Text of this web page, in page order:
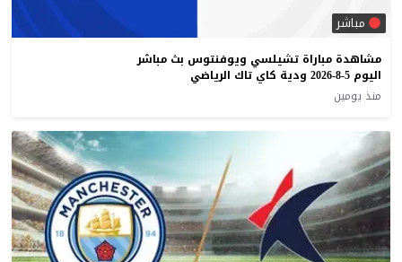
مباشر
مشاهدة مباراة تشيلسي ويوفنتوس بث مباشر
اليوم 5-8-2026 ودية كاي تاك الرياضي
منذ يومين